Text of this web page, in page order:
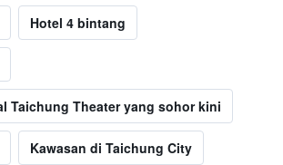
Hotel 4 bintang
Taichung Theater yang sohor kini
Kawasan di Taichung City